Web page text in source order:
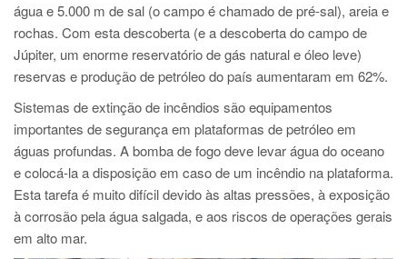
PT
ES
MAGMA Turquia
EN
MAGMA China
EN
ZH
água e 5.000 m de sal (o campo é chamado de pré-sal), areia e
rochas. Com esta descoberta (e a descoberta do campo de
Júpiter, um enorme reservatório de gás natural e óleo leve)
reservas e produção de petróleo do país aumentaram em 62%.
Sistemas de extinção de incêndios são equipamentos
importantes de segurança em plataformas de petróleo em
águas profundas. A bomba de fogo deve levar água do oceano
e colocá-la a disposição em caso de um incêndio na plataforma.
Esta tarefa é muito difícil devido às altas pressões, à exposição
à corrosão pela água salgada, e aos riscos de operações gerais
em alto mar.